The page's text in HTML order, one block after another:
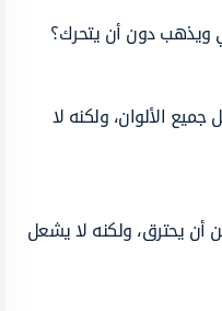
ويذهب دون أن يتحرك؟
الألوان، ولكنه لا
يحترق، ولكنه لا يشعل